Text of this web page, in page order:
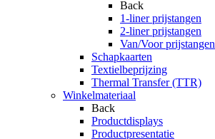
Back
1-liner prijstangen
2-liner prijstangen
Van/Voor prijstangen
Schapkaarten
Textielbeprijzing
Thermal Transfer (TTR)
Winkelmateriaal
Back
Productdisplays
Productpresentatie